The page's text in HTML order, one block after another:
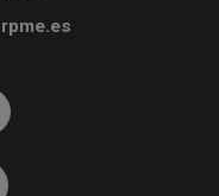
en ventana nueva)
(abre en ventana nueva)
a YouTube (abre en
ventana nueva)
(abre en ventana nueva)
al Blog (abre en ventana